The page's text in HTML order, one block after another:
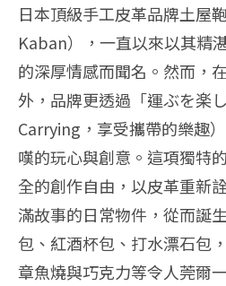
日本頂級手工皮革品牌土屋
Kaban），一直以來以其精
的深厚情感而聞名。然而，
外，品牌更透過「運ぶを楽
Carrying，享受攜帶的樂趣
嘆的玩心與創意。這項獨特
全的創作自由，以皮革重新
滿故事的日常物件，從而誕
包、紅酒杯包、打水漂石包
章魚燒與巧克力等令人莞爾